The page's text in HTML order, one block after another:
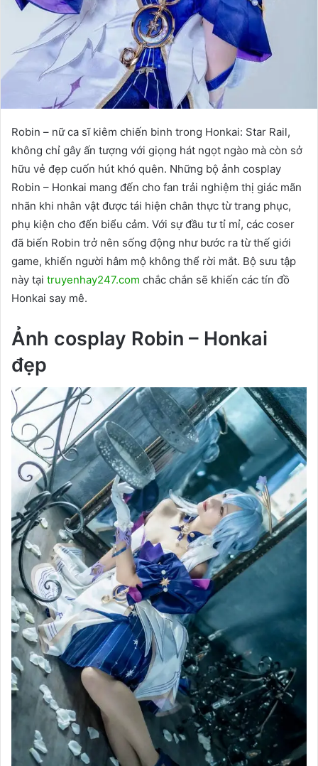
Robin – nữ ca sĩ kiêm chiến binh trong Honkai: Star Rail,
không chỉ gây ấn tượng với giọng hát ngọt ngào mà còn sở
hữu vẻ đẹp cuốn hút khó quên. Những bộ ảnh cosplay
Robin – Honkai mang đến cho fan trải nghiệm thị giác mãn
nhãn khi nhân vật được tái hiện chân thực từ trang phục,
phụ kiện cho đến biểu cảm. Với sự đầu tư tỉ mỉ, các coser
đã biến Robin trở nên sống động như bước ra từ thế giới
game, khiến người hâm mộ không thể rời mắt. Bộ sưu tập
này tại truyenhay247.com chắc chắn sẽ khiến các tín đồ
Honkai say mê.
Ảnh cosplay Robin – Honkai
đẹp